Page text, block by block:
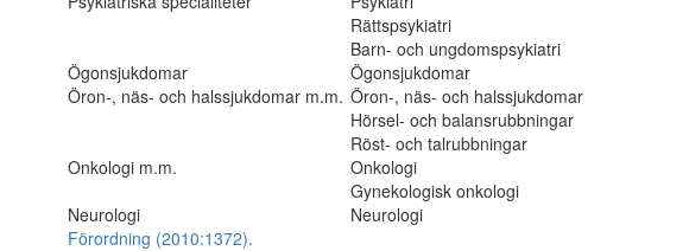
Rättspsykiatri
Barn- och ungdomspsykiatri
Ögonsjukdomar
Ögonsjukdomar
Öron-, näs- och halssjukdomar m.m. Öron-, näs- och halssjukdomar
Hörsel- och balansrubbningar
Röst- och talrubbningar
Onkologi m.m.
Onkologi
Gynekologisk onkologi
Neurologi
Neurologi
Förordning (2010:1372).